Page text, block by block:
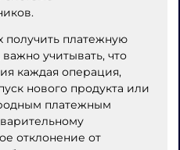
платежную
учитывать, что
каждая операция,
нового продукта или
платежным
отклонение от